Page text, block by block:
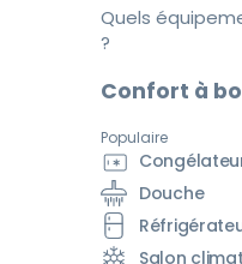
Quels
?
Confort à
Populaire
Douche
Salon